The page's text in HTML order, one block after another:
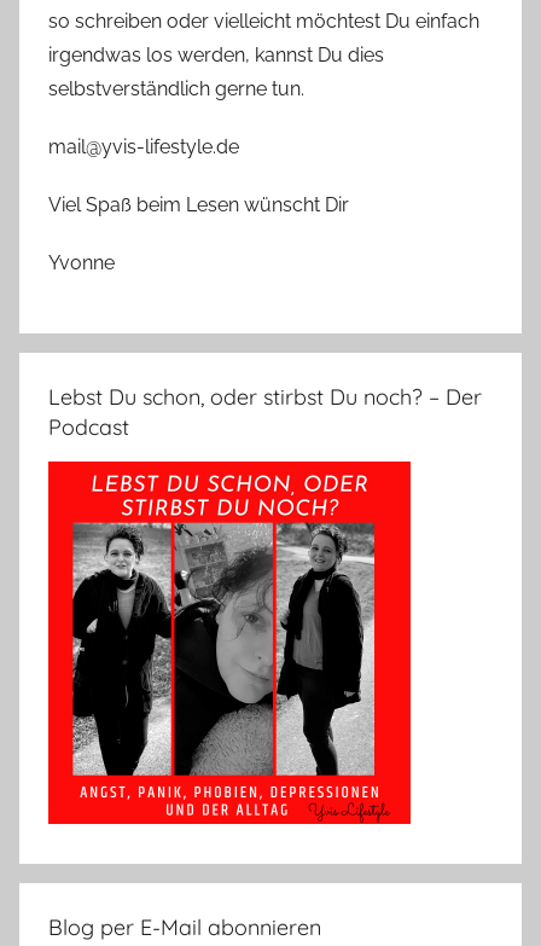
so schreiben oder vielleicht möchtest Du einfach
irgendwas los werden, kannst Du dies
selbstverständlich gerne tun.
mail@yvis-lifestyle.de
Viel Spaß beim Lesen wünscht Dir
Yvonne
Lebst Du schon, oder stirbst Du noch? – Der
Podcast
Blog per E-Mail abonnieren